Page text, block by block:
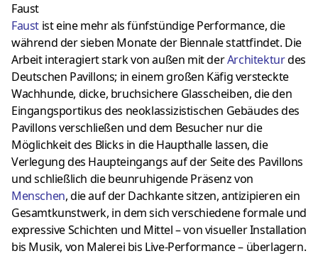
Faust
Faust ist eine mehr als fünfstündige Performance, die
während der sieben Monate der Biennale stattfindet. Die
Arbeit interagiert stark von außen mit derArchitekturdes
Deutschen Pavillons; in einem großen Käfig versteckte
Wachhunde, dicke, bruchsichere Glasscheiben, die den
Eingangsportikus des neoklassizistischen Gebäudes des
Pavillons verschließen und dem Besucher nur die
Möglichkeit des Blicks in die Haupthalle lassen, die
Verlegung des Haupteingangs auf der Seite des Pavillons
und schließlich die beunruhigende Präsenz von
Menschen, die auf der Dachkante sitzen, antizipieren ein
Gesamtkunstwerk, in dem sich verschiedene formale und
expressive Schichten und Mittel – von visueller Installation
bis Musik, von Malerei bis Live-Performance – überlagern.